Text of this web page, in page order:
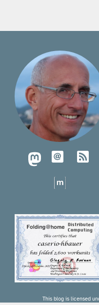
This blog is licensed